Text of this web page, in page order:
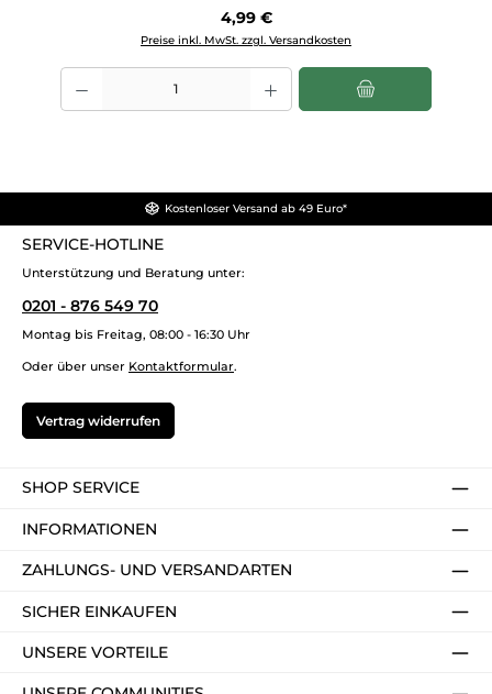
Regulärer Preis:
4,99 €
Preise inkl. MwSt. zzgl. Versandkosten
Produkt Anzahl: Gib den gewünschten Wert ein oder benutze die
Kostenloser Versand ab 49 Euro*
SERVICE-HOTLINE
Unterstützung und Beratung unter:
0201 - 876 549 70
Montag bis Freitag, 08:00 - 16:30 Uhr
Oder über unser Kontaktformular.
Vertrag widerrufen
SHOP SERVICE
INFORMATIONEN
ZAHLUNGS- UND VERSANDARTEN
SICHER EINKAUFEN
UNSERE VORTEILE